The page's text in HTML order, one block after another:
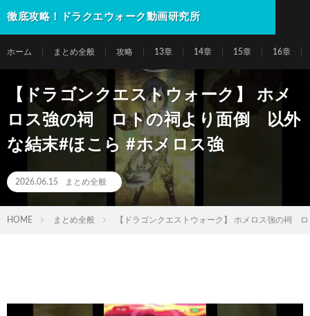
徹底攻略！ドラクエウォーク動画研究所
ホーム まとめ全般 攻略 13章 14章 15章 16章
【ドラゴンクエストウォーク】 ホメ
ロス強の祠 ロトの祠より面倒 以外
な結末#ほこら #ホメロス強
2026.06.15 まとめ全般
HOME まとめ全般 【ドラゴンクエストウォーク】 ホメロス強の祠